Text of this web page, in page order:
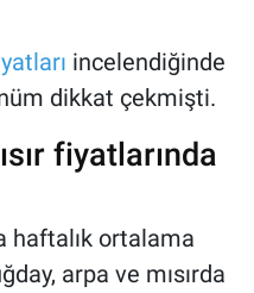
incelendiğinde
dikkat çekmişti.
fiyatlarında
haftalık ortalama
arpa ve mısırda